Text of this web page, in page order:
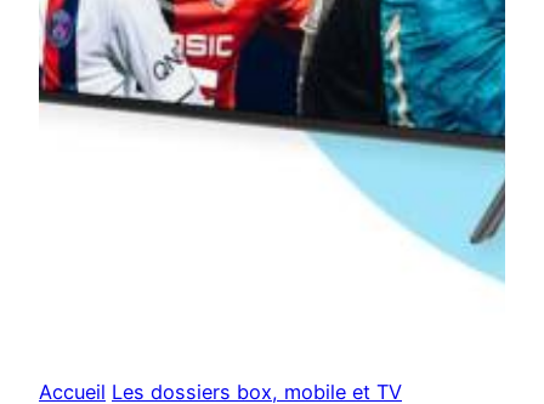
Accueil Les dossiers box, mobile et TV